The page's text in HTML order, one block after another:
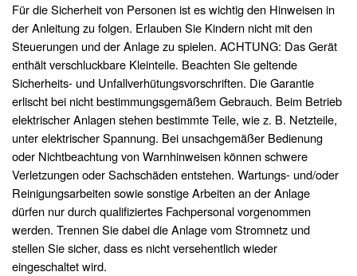
Für die Sicherheit von Personen ist es wichtig den Hinweisen in
der Anleitung zu folgen. Erlauben Sie Kindern nicht mit den
Steuerungen und der Anlage zu spielen. ACHTUNG: Das Gerät
enthält verschluckbare Kleinteile. Beachten Sie geltende
Sicherheits- und Unfallverhütungsvorschriften. Die Garantie
erlischt bei nicht bestimmungsgemäßem Gebrauch. Beim Betrieb
elektrischer Anlagen stehen bestimmte Teile, wie z. B. Netzteile,
unter elektrischer Spannung. Bei unsachgemäßer Bedienung
oder Nichtbeachtung von Warnhinweisen können schwere
Verletzungen oder Sachschäden entstehen. Wartungs- und/oder
Reinigungsarbeiten sowie sonstige Arbeiten an der Anlage
dürfen nur durch qualifiziertes Fachpersonal vorgenommen
werden. Trennen Sie dabei die Anlage vom Stromnetz und
stellen Sie sicher, dass es nicht versehentlich wieder
eingeschaltet wird.